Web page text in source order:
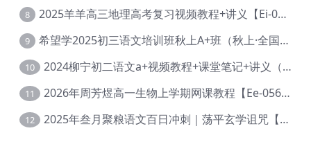
8 2025羊羊高三地理高考复习视频教程+讲义【Ei-051】
9 希望学2025初三语文培训班秋上A+班（秋上·全国版·A+）【Da-031】
10 2024柳宁初二语文a+视频教程+课堂笔记+讲义（暑假班+秋季班）【Da-003】
11 2026年周芳煜高一生物上学期网课教程【Ee-056】
12 2025年叁月聚粮语文百日冲刺｜荡平玄学诅咒【Ea-001】